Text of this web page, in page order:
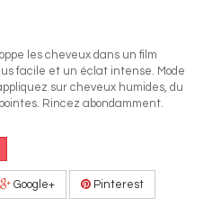
les cheveux dans un film
facile et un éclat intense. Mode
sur cheveux humides, du
Rincez abondamment.
Google+ Pinterest